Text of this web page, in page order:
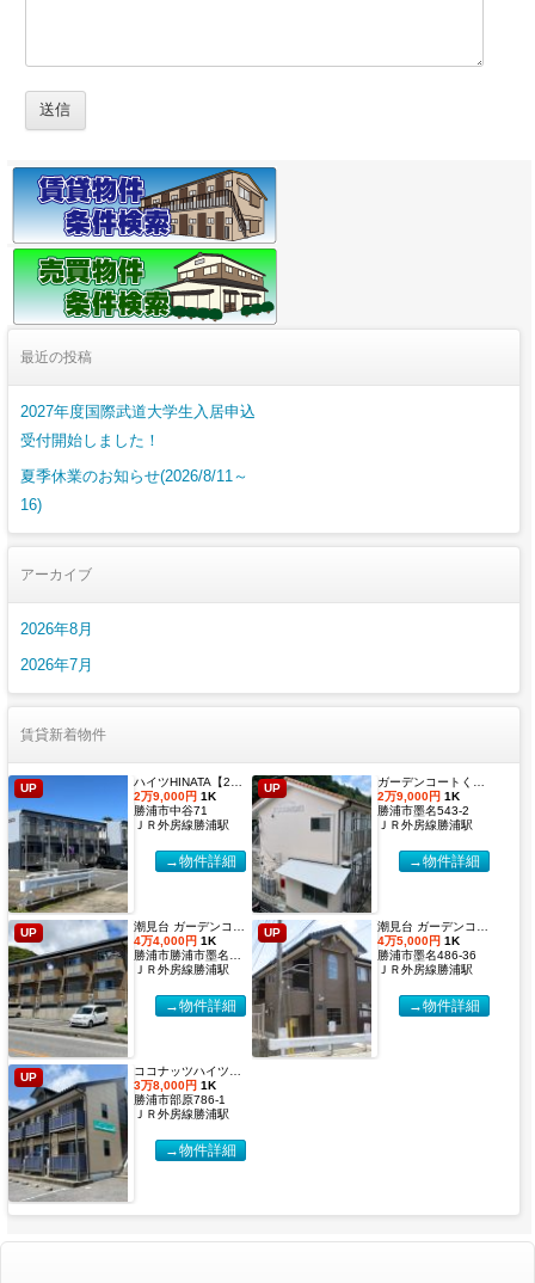
最近の投稿
2027年度国際武道大学生入居申込
受付開始しました！
夏季休業のお知らせ(2026/8/11～
16)
アーカイブ
2026年8月
2026年7月
賃貸新着物件
UP
ハイツHINATA【2027年度国際武道大学生 入居申込受付開始しました！】
2万9,000円 1K
勝浦市中谷71
ＪＲ外房線勝浦駅
→物件詳細
UP
ガーデンコートくすのき 【2027年度国際武道大学生 入居申込受付開始しました！】
2万9,000円 1K
勝浦市墨名543-2
ＪＲ外房線勝浦駅
→物件詳細
UP
潮見台 ガーデンコート２【2027年度国際武道大学生 入居申込受付開始しました！】
4万4,000円 1K
勝浦市勝浦市墨名486-32
ＪＲ外房線勝浦駅
→物件詳細
UP
潮見台 ガーデンコート【2027年度国際武道大学生 入居申込受付開始しました！】
4万5,000円 1K
勝浦市墨名486-36
ＪＲ外房線勝浦駅
→物件詳細
UP
ココナッツハイツ６【2027年度国際武道大学生 入居申込受付開始しました！】
3万8,000円 1K
勝浦市部原786-1
ＪＲ外房線勝浦駅
→物件詳細